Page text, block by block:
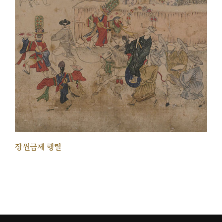
장원급제 행렬